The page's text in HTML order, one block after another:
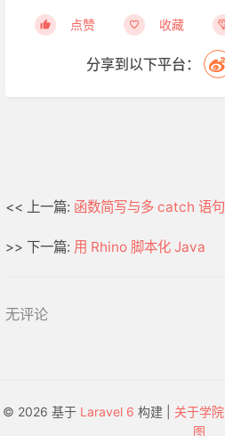
点赞 收藏
分享到以下平台：
<< 上一篇: 函数简写与多 catch 语句
>> 下一篇: 用 Rhino 脚本化 Java
无评论
© 2026 基于 Laravel 6 构建 | 关于学院
图